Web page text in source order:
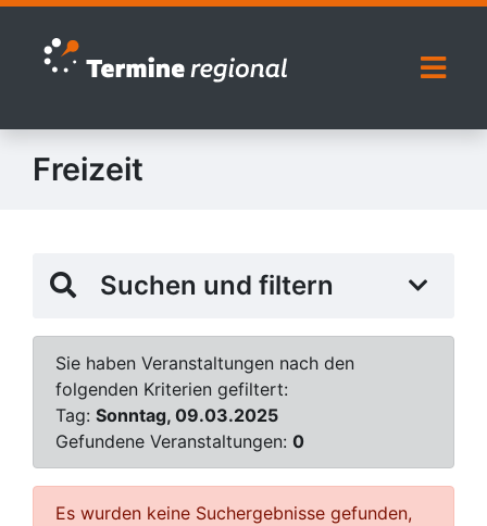
Zur Navigation springen
Zum Inhalt springen
Freizeit
Suchen und filtern
Sie haben Veranstaltungen nach den
folgenden Kriterien gefiltert:
Tag: Sonntag, 09.03.2025
Gefundene Veranstaltungen: 0
Es wurden keine Suchergebnisse gefunden,